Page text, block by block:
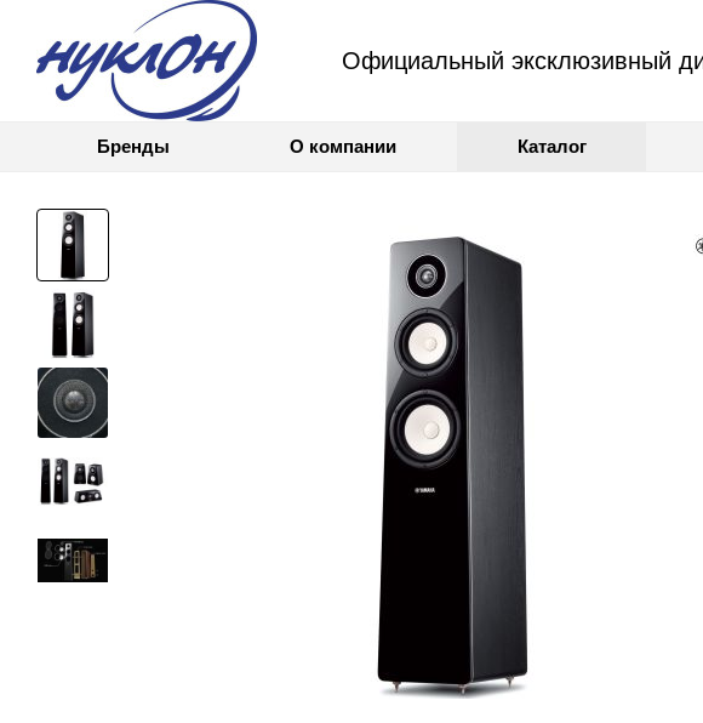
Официальный эксклюзивный
Бренды О компании Каталог